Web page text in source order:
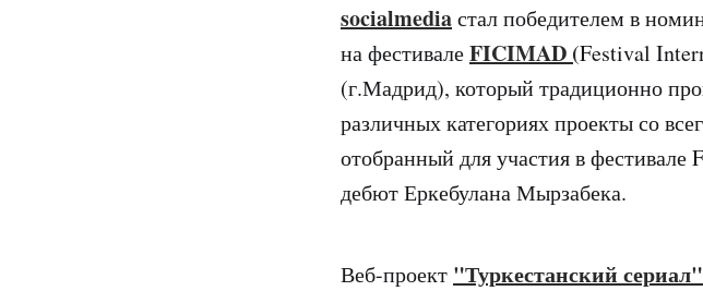
socialmediaстал победителем в
на фестивалеFICIMAD (Festival
(г.Мадрид), который традиционно
различных категориях проекты со
отобранный для участия в фестивале F
дебют Еркебулана Мырзабека.
Веб-проект "Туркестанский сериал"